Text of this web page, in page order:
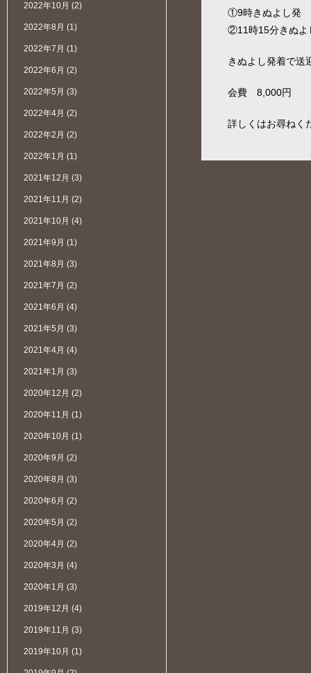
2022年10月 (2)
2022年8月 (1)
2022年7月 (1)
2022年6月 (2)
2022年5月 (3)
2022年4月 (2)
2022年2月 (2)
2022年1月 (1)
2021年12月 (3)
2021年11月 (2)
2021年10月 (4)
2021年9月 (1)
2021年8月 (3)
2021年7月 (2)
2021年6月 (4)
2021年5月 (3)
2021年4月 (4)
2021年1月 (3)
2020年12月 (2)
2020年11月 (1)
2020年10月 (1)
2020年9月 (2)
2020年8月 (3)
2020年6月 (2)
2020年5月 (2)
2020年4月 (2)
2020年3月 (4)
2020年1月 (3)
2019年12月 (4)
2019年11月 (3)
2019年10月 (1)
①9時きぬよし発
②11時15分きぬ
きぬよし発着で送
会費 8,000円
詳しくはお尋ねく